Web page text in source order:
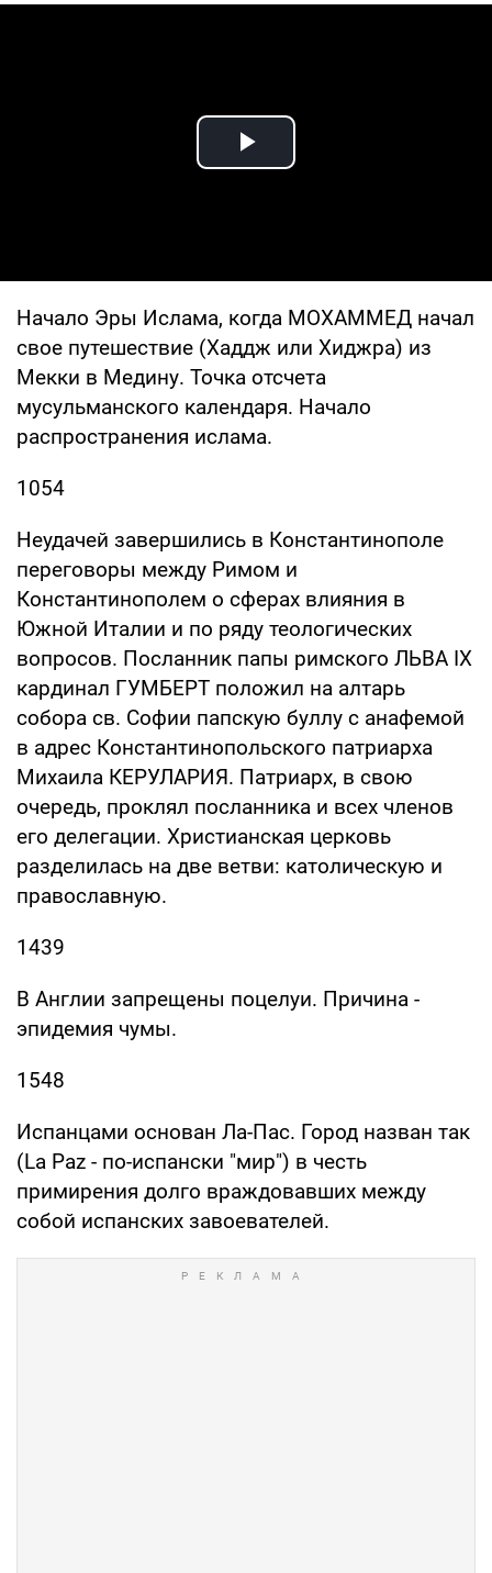
Play Video
Начало Эры Ислама, когда МОХАММЕД начал
свое путешествие (Хаддж или Хиджра) из
Мекки в Медину. Точка отсчета
мусульманского календаря. Начало
распространения ислама.
1054
Неудачей завершились в Константинополе
переговоры между Римом и
Константинополем о сферах влияния в
Южной Италии и по ряду теологических
вопросов. Посланник папы римского ЛЬВА IX
кардинал ГУМБЕРТ положил на алтарь
собора св. Софии папскую буллу с анафемой
в адрес Константинопольского патриарха
Михаила КЕРУЛАРИЯ. Патриарх, в свою
очередь, проклял посланника и всех членов
его делегации. Христианская церковь
разделилась на две ветви: католическую и
православную.
1439
В Англии запрещены поцелуи. Причина -
эпидемия чумы.
1548
Испанцами основан Ла-Пас. Город назван так
(La Paz - по-испански "мир") в честь
примирения долго враждовавших между
собой испанских завоевателей.